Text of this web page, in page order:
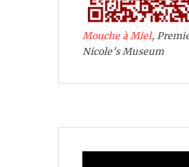
Mouche à Miel,
Nicole's Museum